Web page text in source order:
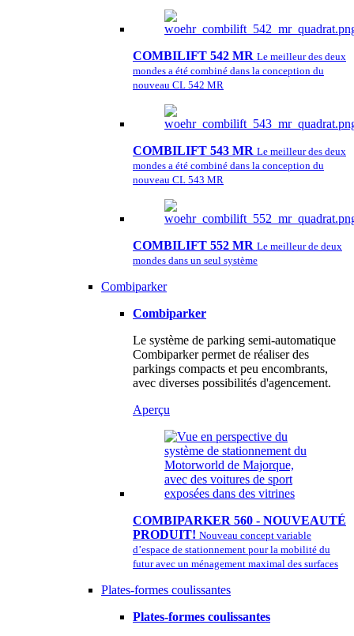
COMBILIFT 542 MR Le meilleur des deux
mondes a été combiné dans la conception du
nouveau CL 542 MR
COMBILIFT 543 MR Le meilleur des deux
mondes a été combiné dans la conception du
nouveau CL 543 MR
COMBILIFT 552 MR Le meilleur de deux
mondes dans un seul système
Combiparker
Combiparker
Le système de parking semi-automatique
Combiparker permet de réaliser des
parkings compacts et peu encombrants,
avec diverses possibilités d'agencement.
Aperçu
COMBIPARKER 560 - NOUVEAUTÉ
PRODUIT! Nouveau concept variable
d’espace de stationnement pour la mobilité du
futur avec un ménagement maximal des surfaces
Plates-formes coulissantes
Plates-formes coulissantes